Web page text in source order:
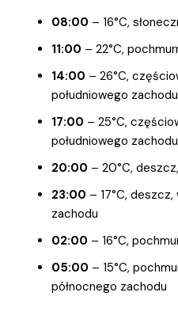
08:00 – 16°C,
11:00 – 22°C,
14:00 – 26°C,
południowego zachodu
17:00 – 25°C,
południowego zachodu
20:00 – 20°C,
23:00 – 17°C, deszcz,
zachodu
02:00 – 16°C,
05:00 – 15°C,
północnego zachodu